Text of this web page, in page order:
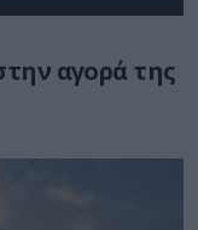
αγορά της